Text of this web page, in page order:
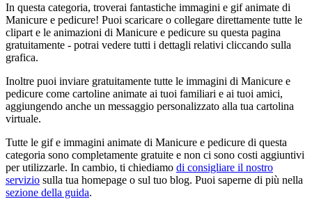
In questa categoria, troverai fantastiche immagini e gif animate di
Manicure e pedicure! Puoi scaricare o collegare direttamente tutte le
clipart e le animazioni di Manicure e pedicure su questa pagina
gratuitamente - potrai vedere tutti i dettagli relativi cliccando sulla
grafica.
Inoltre puoi inviare gratuitamente tutte le immagini di Manicure e
pedicure come cartoline animate ai tuoi familiari e ai tuoi amici,
aggiungendo anche un messaggio personalizzato alla tua cartolina
virtuale.
Tutte le gif e immagini animate di Manicure e pedicure di questa
categoria sono completamente gratuite e non ci sono costi aggiuntivi
per utilizzarle. In cambio, ti chiediamo di consigliare il nostro
servizio sulla tua homepage o sul tuo blog. Puoi saperne di più nella
sezione della guida.